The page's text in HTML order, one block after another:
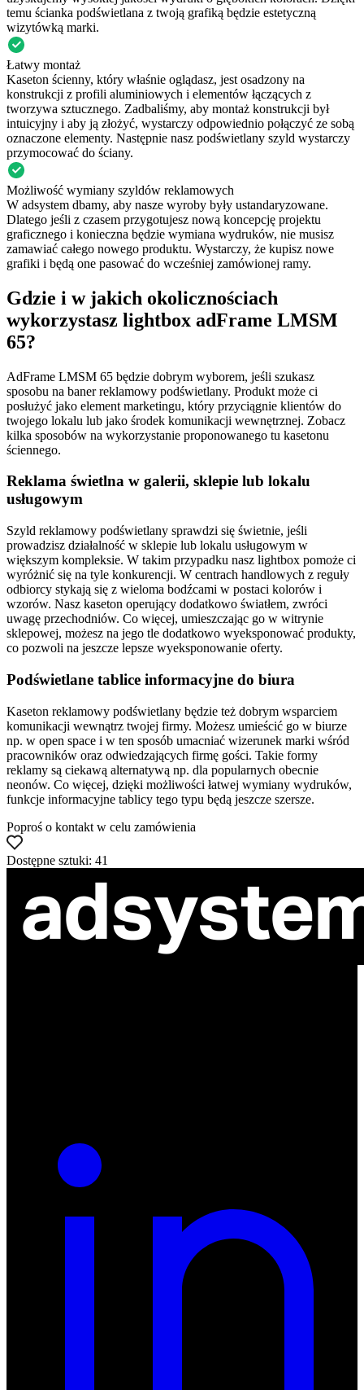
temu ścianka podświetlana z twoją grafiką będzie estetyczną
wizytówką marki.
Łatwy montaż
Kaseton ścienny, który właśnie oglądasz, jest osadzony na
konstrukcji z profili aluminiowych i elementów łączących z
tworzywa sztucznego. Zadbaliśmy, aby montaż konstrukcji był
intuicyjny i aby ją złożyć, wystarczy odpowiednio połączyć ze sobą
oznaczone elementy. Następnie nasz podświetlany szyld wystarczy
przymocować do ściany.
Możliwość wymiany szyldów reklamowych
W adsystem dbamy, aby nasze wyroby były ustandaryzowane.
Dlatego jeśli z czasem przygotujesz nową koncepcję projektu
graficznego i konieczna będzie wymiana wydruków, nie musisz
zamawiać całego nowego produktu. Wystarczy, że kupisz nowe
grafiki i będą one pasować do wcześniej zamówionej ramy.
Gdzie i w jakich okolicznościach
wykorzystasz lightbox adFrame LMSM
65?
AdFrame LMSM 65 będzie dobrym wyborem, jeśli szukasz
sposobu na baner reklamowy podświetlany. Produkt może ci
posłużyć jako element marketingu, który przyciągnie klientów do
twojego lokalu lub jako środek komunikacji wewnętrznej. Zobacz
kilka sposobów na wykorzystanie proponowanego tu kasetonu
ściennego.
Reklama świetlna w galerii, sklepie lub lokalu
usługowym
Szyld reklamowy podświetlany sprawdzi się świetnie, jeśli
prowadzisz działalność w sklepie lub lokalu usługowym w
większym kompleksie. W takim przypadku nasz lightbox pomoże ci
wyróżnić się na tyle konkurencji. W centrach handlowych z reguły
odbiorcy stykają się z wieloma bodźcami w postaci kolorów i
wzorów. Nasz kaseton operujący dodatkowo światłem, zwróci
uwagę przechodniów. Co więcej, umieszczając go w witrynie
sklepowej, możesz na jego tle dodatkowo wyeksponować produkty,
co pozwoli na jeszcze lepsze wyeksponowanie oferty.
Podświetlane tablice informacyjne do biura
Kaseton reklamowy podświetlany będzie też dobrym wsparciem
komunikacji wewnątrz twojej firmy. Możesz umieścić go w biurze
np. w open space i w ten sposób umacniać wizerunek marki wśród
pracowników oraz odwiedzających firmę gości. Takie formy
reklamy są ciekawą alternatywą np. dla popularnych obecnie
neonów. Co więcej, dzięki możliwości łatwej wymiany wydruków,
funkcje informacyjne tablicy tego typu będą jeszcze szersze.
Poproś o kontakt w celu zamówienia
Dostępne sztuki: 41